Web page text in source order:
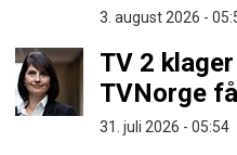
3. august 2026 -
TV 2
TVNorge
31. juli 2026 - 05:54